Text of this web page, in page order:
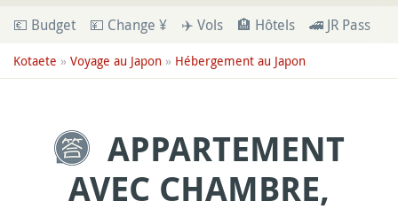
💶 Budget 💴 Change ¥ ✈️ Vols 🏨 Hôtels 🚄 JR Pass
Kotaete » Voyage au Japon » Hébergement au Japon
APPARTEMENT
AVEC CHAMBRE,